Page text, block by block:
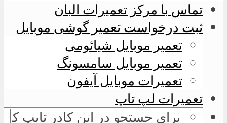
تماس با مرکز تعمیرات البان
ثبت درخواست تعمیر گوشی موبایل
تعمیر موبایل شیائومی
تعمیر موبایل سامسونگ
تعمیرات موبایل آیفون
تعمیرات لپ تاپ